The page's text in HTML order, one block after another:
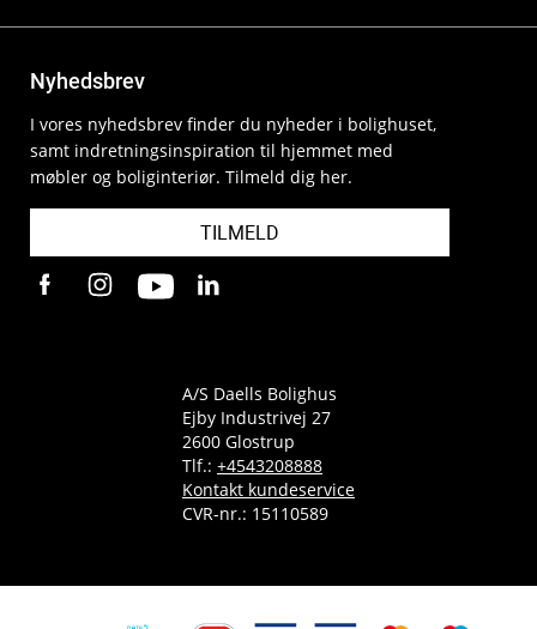
Nyhedsbrev
I vores nyhedsbrev finder du nyheder i bolighuset,
samt indretningsinspiration til hjemmet med
møbler og boliginteriør. Tilmeld dig her.
TILMELD
A/S Daells Bolighus
Ejby Industrivej 27
2600 Glostrup
Tlf.: +4543208888
Kontakt kundeservice
CVR-nr.: 15110589